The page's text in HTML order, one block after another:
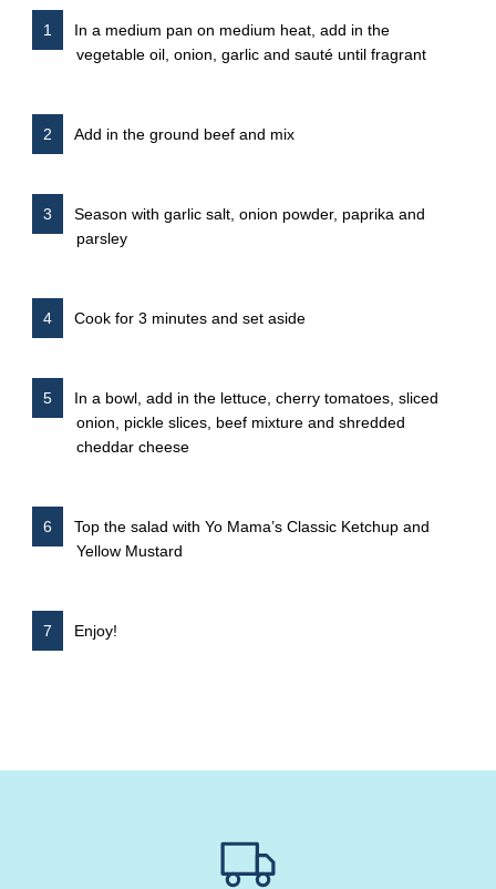
In a medium pan on medium heat, add in the
vegetable oil, onion, garlic and sauté until fragrant
Add in the ground beef and mix
Season with garlic salt, onion powder, paprika and
parsley
Cook for 3 minutes and set aside
In a bowl, add in the lettuce, cherry tomatoes, sliced
onion, pickle slices, beef mixture and shredded
cheddar cheese
Top the salad with Yo Mama’s Classic Ketchup and
Yellow Mustard
Enjoy!